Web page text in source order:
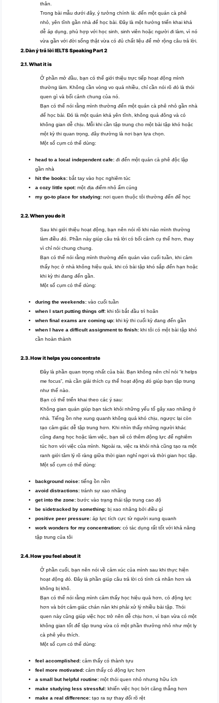
thân.
Trong bài mẫu dưới đây, ý tưởng chính là: đến một quán cà phê
nhỏ, yên tĩnh gần nhà để học bài. Đây là một hướng triển khai khá
dễ áp dụng, phù hợp với học sinh, sinh viên hoặc người đi làm, vì nó
vừa gần với đời sống thật vừa có đủ chất liệu để mở rộng câu trả lời.
2. Dàn ý trả lời IELTS Speaking Part 2
2.1. What it is
Ở phần mở đầu, bạn có thể giới thiệu trực tiếp hoạt động mình
thường làm. Không cần vòng vo quá nhiều, chỉ cần nói rõ đó là thói
quen gì và bối cảnh chung của nó.
Bạn có thể nói rằng mình thường đến một quán cà phê nhỏ gần nhà
để học bài. Đó là một quán khá yên tĩnh, không quá đông và có
không gian dễ chịu. Mỗi khi cần tập trung cho một bài tập khó hoặc
một kỳ thi quan trọng, đây thường là nơi bạn lựa chọn.
Một số cụm có thể dùng:
head to a local independent cafe: đi đến một quán cà phê độc lập
gần nhà
hit the books: bắt tay vào học nghiêm túc
a cozy little spot: một địa điểm nhỏ ấm cúng
my go-to place for studying: nơi quen thuộc tôi thường đến để học
2.2. When you do it
Sau khi giới thiệu hoạt động, bạn nên nói rõ khi nào mình thường
làm điều đó. Phần này giúp câu trả lời có bối cảnh cụ thể hơn, thay
vì chỉ nói chung chung.
Bạn có thể nói rằng mình thường đến quán vào cuối tuần, khi cảm
thấy học ở nhà không hiệu quả, khi có bài tập khó sắp đến hạn hoặc
khi kỳ thi đang đến gần.
Một số cụm có thể dùng:
during the weekends: vào cuối tuần
when I start putting things off: khi tôi bắt đầu trì hoãn
when final exams are coming up: khi kỳ thi cuối kỳ đang đến gần
when I have a difficult assignment to finish: khi tôi có một bài tập khó
cần hoàn thành
2.3. How it helps you concentrate
Đây là phần quan trọng nhất của bài. Bạn không nên chỉ nói “it helps
me focus”, mà cần giải thích cụ thể hoạt động đó giúp bạn tập trung
như thế nào.
Bạn có thể triển khai theo các ý sau:
Không gian quán giúp bạn tách khỏi những yếu tố gây xao nhãng ở
nhà. Tiếng ồn nhẹ xung quanh không quá khó chịu, ngược lại còn
tạo cảm giác dễ tập trung hơn. Khi nhìn thấy những người khác
cũng đang học hoặc làm việc, bạn sẽ có thêm động lực để nghiêm
túc hơn với việc của mình. Ngoài ra, việc ra khỏi nhà cũng tạo ra một
ranh giới tâm lý rõ ràng giữa thời gian nghỉ ngơi và thời gian học tập.
Một số cụm có thể dùng:
background noise: tiếng ồn nền
avoid distractions: tránh sự xao nhãng
get into the zone: bước vào trạng thái tập trung cao độ
be sidetracked by something: bị xao nhãng bởi điều gì
positive peer pressure: áp lực tích cực từ người xung quanh
work wonders for my concentration: có tác dụng rất tốt với khả năng
tập trung của tôi
2.4. How you feel about it
Ở phần cuối, bạn nên nói về cảm xúc của mình sau khi thực hiện
hoạt động đó. Đây là phần giúp câu trả lời có tính cá nhân hơn và
không bị khô.
Bạn có thể nói rằng mình cảm thấy học hiệu quả hơn, có động lực
hơn và bớt cảm giác chán nản khi phải xử lý nhiều bài tập. Thói
quen này cũng giúp việc học trở nên dễ chịu hơn, vì bạn vừa có một
không gian tốt để tập trung vừa có một phần thưởng nhỏ như một ly
cà phê yêu thích.
Một số cụm có thể dùng:
feel accomplished: cảm thấy có thành tựu
feel more motivated: cảm thấy có động lực hơn
a small but helpful routine: một thói quen nhỏ nhưng hữu ích
make studying less stressful: khiến việc học bớt căng thẳng hơn
make a real difference: tạo ra sự thay đổi rõ rệt